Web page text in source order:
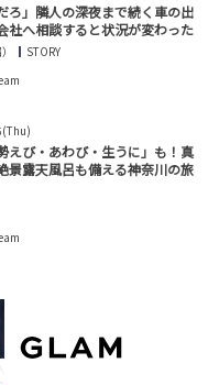
ろ」隣人の深夜まで続く車の出
社へ相談すると状況が変わった
STORY
えび・あわび・生うに」も！真
景露天風呂も備える神奈川の旅